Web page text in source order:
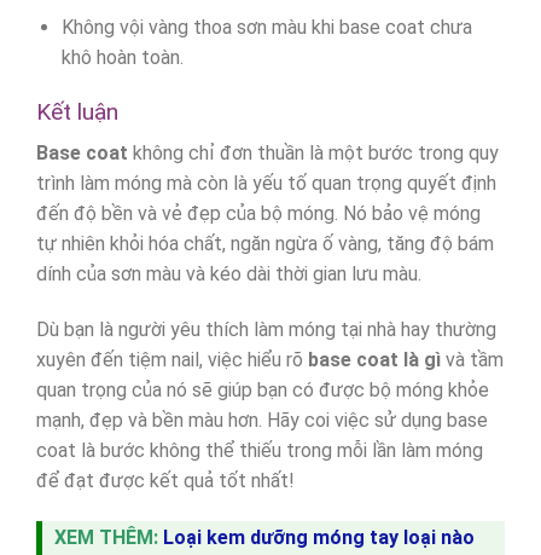
Không vội vàng thoa sơn màu khi base coat chưa
khô hoàn toàn.
Kết luận
Base coat không chỉ đơn thuần là một bước trong quy
trình làm móng mà còn là yếu tố quan trọng quyết định
đến độ bền và vẻ đẹp của bộ móng. Nó bảo vệ móng
tự nhiên khỏi hóa chất, ngăn ngừa ố vàng, tăng độ bám
dính của sơn màu và kéo dài thời gian lưu màu.
Dù bạn là người yêu thích làm móng tại nhà hay thường
xuyên đến tiệm nail, việc hiểu rõ base coat là gìvà tầm
quan trọng của nó sẽ giúp bạn có được bộ móng khỏe
mạnh, đẹp và bền màu hơn. Hãy coi việc sử dụng base
coat là bước không thể thiếu trong mỗi lần làm móng
để đạt được kết quả tốt nhất!
XEM THÊM: Loại kem dưỡng móng tay loại nào